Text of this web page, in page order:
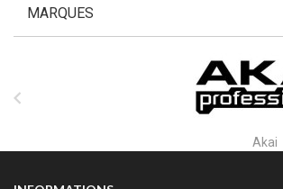
MARQUES
